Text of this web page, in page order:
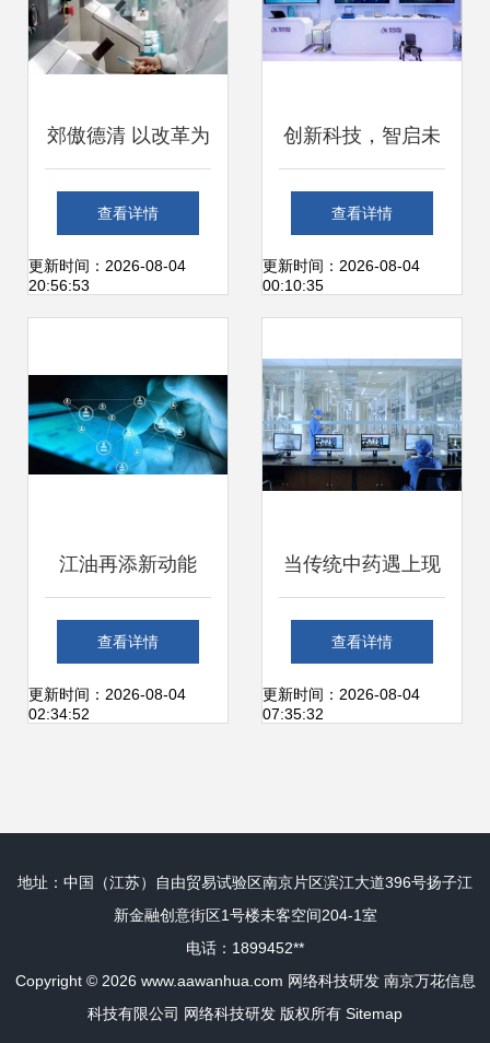
郊傲德清 以改革为
引擎，驱动网络科
技研发不停步
查看详情
更新时间：2026-08-04
20:56:53
创新科技，智启未
来——2023全球智
博会高新技术产品
查看详情
更新时间：2026-08-04
00:10:35
江油再添新动能
73.8亿网络科技研
发项目签约落地，
查看详情
更新时间：2026-08-04
02:34:52
当传统中药遇上现
代科技 看“彭州
造”如何以网络科技
查看详情
更新时间：2026-08-04
07:35:32
地址：中国（江苏）自由贸易试验区南京片区滨江大道396号扬子江
新金融创意街区1号楼未客空间204-1室
电话：1899452**
Copyright © 2026 www.aawanhua.com 网络科技研发 南京万花信息
科技有限公司 网络科技研发 版权所有 Sitemap